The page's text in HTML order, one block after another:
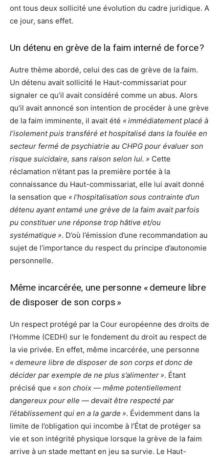
ont tous deux sollicité une évolution du cadre juridique. A
ce jour, sans effet.
Un détenu en grève de la faim interné de force ?
Autre thème abordé, celui des cas de grève de la faim.
Un détenu avait sollicité le Haut-commissariat pour
signaler ce qu’il avait considéré comme un abus. Alors
qu’il avait annoncé son intention de procéder à une grève
de la faim imminente, il avait été « immédiatement placé à
l’isolement puis transféré et hospitalisé dans la foulée en
secteur fermé de psychiatrie au CHPG pour évaluer son
risque suicidaire, sans raison selon lui. » Cette
réclamation n’étant pas la première portée à la
connaissance du Haut-commissariat, elle lui avait donné
la sensation que « l’hospitalisation sous contrainte d’un
détenu ayant entamé une grève de la faim avait parfois
pu constituer une réponse trop hâtive et/ou
systématique ». D’où l’émission d’une recommandation au
sujet de l’importance du respect du principe d’autonomie
personnelle.
Même incarcérée, une personne « demeure libre
de disposer de son corps »
Un respect protégé par la Cour européenne des droits de
l’Homme (CEDH) sur le fondement du droit au respect de
la vie privée. En effet, même incarcérée, une personne
« demeure libre de disposer de son corps et donc de
décider par exemple de ne plus s’alimenter ». Étant
précisé que « son choix — même potentiellement
dangereux pour elle — devait être respecté par
l’établissement qui en a la garde ». Évidemment dans la
limite de l’obligation qui incombe à l’État de protéger sa
vie et son intégrité physique lorsque la grève de la faim
arrive à un stade mettant en jeu sa survie. Le Haut-